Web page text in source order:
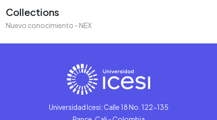
Collections
Nuevo conocimiento - NEX
Universidad Icesi: Calle 18 No. 122-135